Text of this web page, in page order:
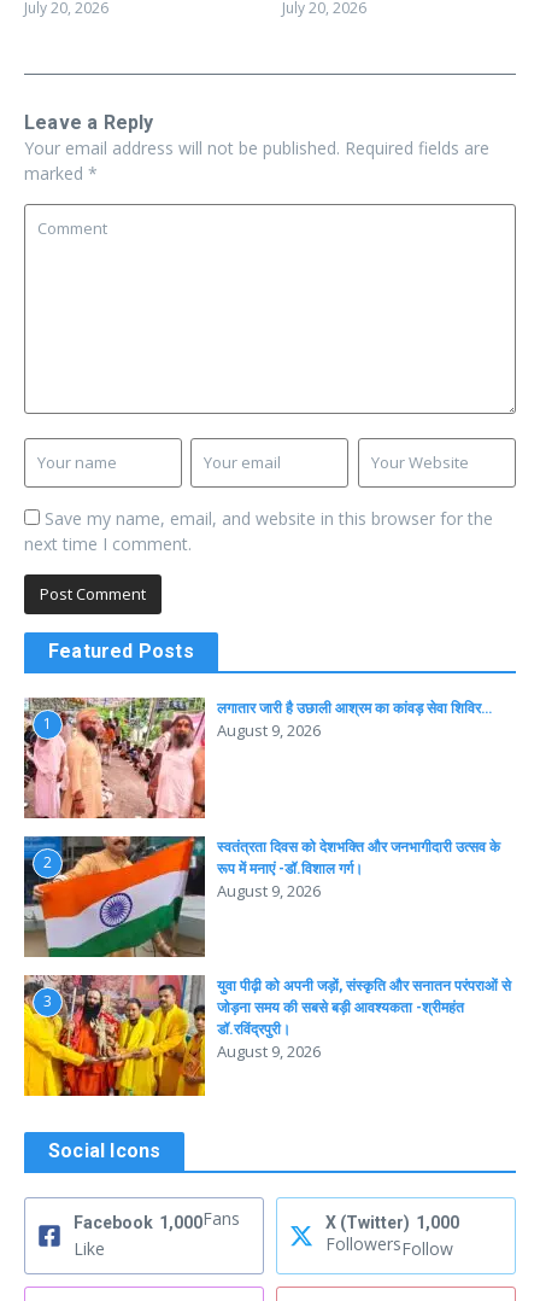
July 20, 2026 July 20, 2026
Leave a Reply
Your email address will not be published. Required fields are
marked *
Save my name, email, and website in this browser for the
next time I comment.
Featured Posts
1
लगातार जारी है उछाली आश्रम का कांवड़ सेवा शिविर…
August 9, 2026
2
स्वतंत्रता दिवस को देशभक्ति और जनभागीदारी उत्सव के
रूप में मनाएं -डॉ.विशाल गर्ग।
August 9, 2026
3
युवा पीढ़ी को अपनी जड़ों, संस्कृति और सनातन परंपराओं से
जोड़ना समय की सबसे बड़ी आवश्यकता -श्रीमहंत
डॉ.रविंद्रपुरी।
August 9, 2026
Social Icons
Facebook 1,000Fans
Like
X (Twitter) 1,000
FollowersFollow